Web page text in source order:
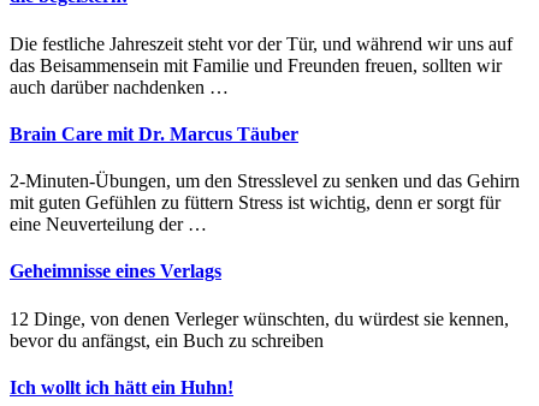
Die festliche Jahreszeit steht vor der Tür, und während wir uns auf
das Beisammensein mit Familie und Freunden freuen, sollten wir
auch darüber nachdenken …
Brain Care mit Dr. Marcus Täuber
2-Minuten-Übungen, um den Stresslevel zu senken und das Gehirn
mit guten Gefühlen zu füttern Stress ist wichtig, denn er sorgt für
eine Neuverteilung der …
Geheimnisse eines Verlags
12 Dinge, von denen Verleger wünschten, du würdest sie kennen,
bevor du anfängst, ein Buch zu schreiben
Ich wollt ich hätt ein Huhn!